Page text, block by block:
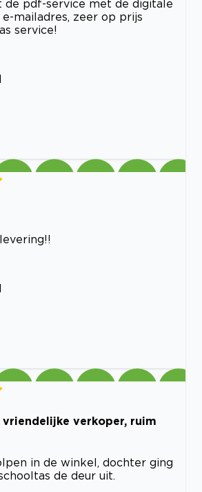
de pdf-service met de digitale
mailadres, zeer op prijs
service!
verkoper, ruim
in de winkel, dochter ging
de deur uit.